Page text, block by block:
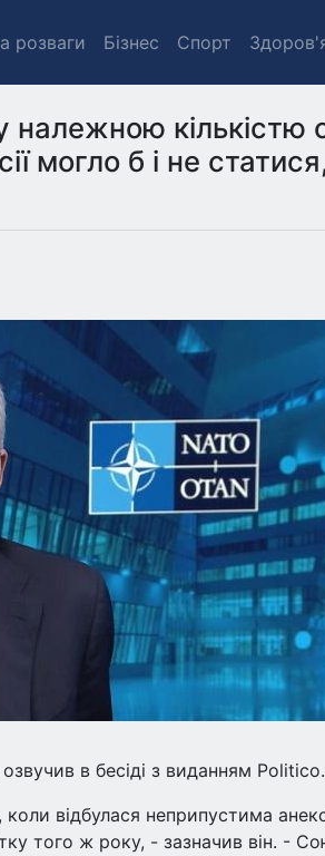
розваги Бізнес Спорт
належною кількістю
могло б і не
в бесіді з виданням Politico.
відбулася неприпустима
того ж року, - зазначив він. -